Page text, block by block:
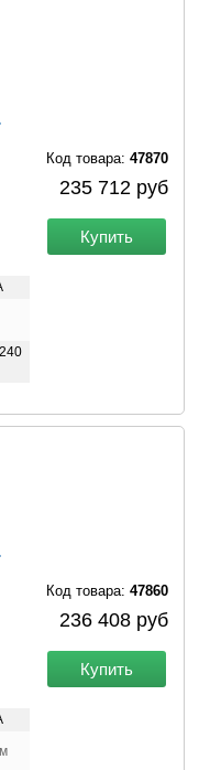
Код товара: 47870
235 712 руб
Купить
Код товара: 47860
236 408 руб
Купить
м